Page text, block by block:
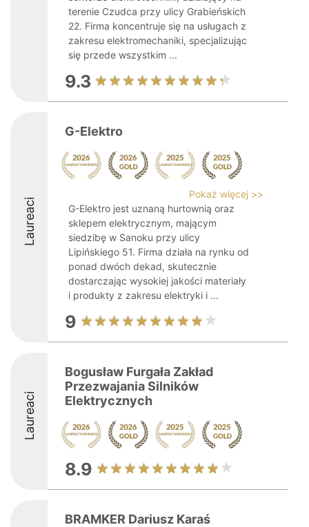
terenie Czudca przy ulicy Grabieńskich
22. Firma koncentruje się na usługach z
zakresu elektromechaniki, specjalizując
się przede wszystkim ...
9.3
Laureaci
G-Elektro
Pokaż więcej >>
G-Elektro jest uznaną hurtownią oraz
sklepem elektrycznym, mającym
siedzibę w Sanoku przy ulicy
Lipińskiego 51. Firma działa na rynku od
ponad dwóch dekad, skutecznie
dostarczając wysokiej jakości materiały
i produkty z zakresu elektryki i ...
9
Laureaci
Bogusław Furgała Zakład
Przezwajania Silników
Elektrycznych
8.9
BRAMKER Dariusz Karaś